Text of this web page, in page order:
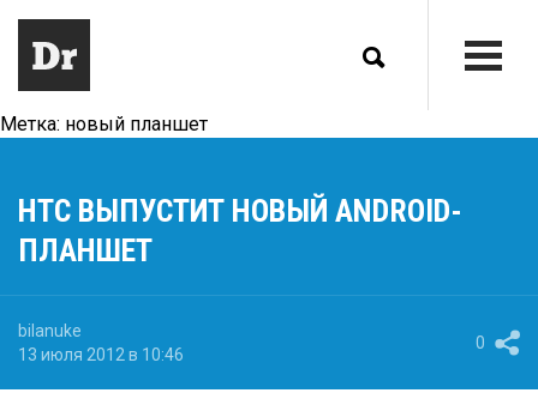
Метка: новый планшет
HTC ВЫПУСТИТ НОВЫЙ ANDROID-
ПЛАНШЕТ
bilanuke
13 июля 2012 в 10:46
0